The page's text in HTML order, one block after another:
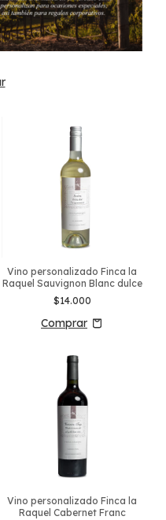
Vino personalizado Finca la
Raquel Sauvignon Blanc dulce
$14.000
Vino personalizado Finca la
Raquel Cabernet Franc